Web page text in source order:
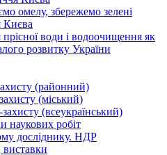
омелу, збережемо зелені
Києва
води і водоочищення як
розвитку України
(районний)
(міський)
(всеукраїнський)
наукових робіт
досліднику. НДР
виставки